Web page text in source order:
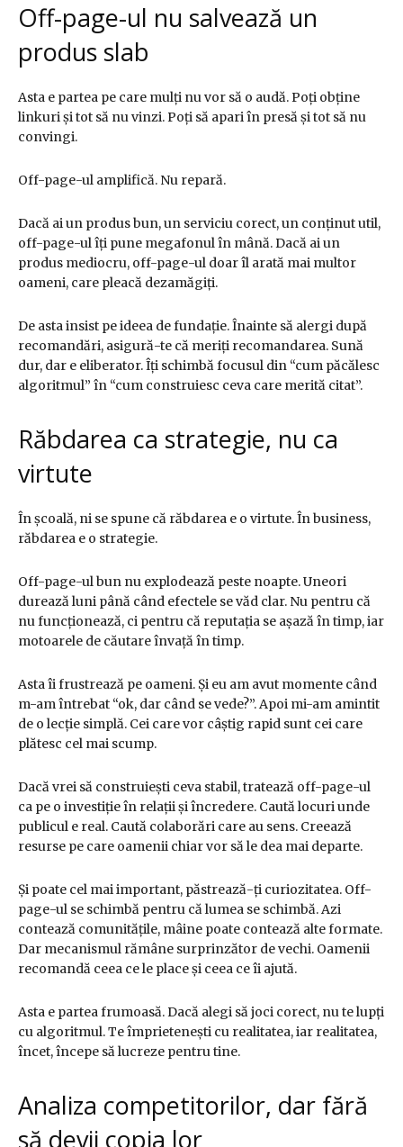
Off-page-ul nu salvează un
produs slab
Asta e partea pe care mulți nu vor să o audă. Poți obține
linkuri și tot să nu vinzi. Poți să apari în presă și tot să nu
convingi.
Off-page-ul amplifică. Nu repară.
Dacă ai un produs bun, un serviciu corect, un conținut util,
off-page-ul îți pune megafonul în mână. Dacă ai un
produs mediocru, off-page-ul doar îl arată mai multor
oameni, care pleacă dezamăgiți.
De asta insist pe ideea de fundație. Înainte să alergi după
recomandări, asigură-te că meriți recomandarea. Sună
dur, dar e eliberator. Îți schimbă focusul din “cum păcălesc
algoritmul” în “cum construiesc ceva care merită citat”.
Răbdarea ca strategie, nu ca
virtute
În școală, ni se spune că răbdarea e o virtute. În business,
răbdarea e o strategie.
Off-page-ul bun nu explodează peste noapte. Uneori
durează luni până când efectele se văd clar. Nu pentru că
nu funcționează, ci pentru că reputația se așază în timp, iar
motoarele de căutare învață în timp.
Asta îi frustrează pe oameni. Și eu am avut momente când
m-am întrebat “ok, dar când se vede?”. Apoi mi-am amintit
de o lecție simplă. Cei care vor câștig rapid sunt cei care
plătesc cel mai scump.
Dacă vrei să construiești ceva stabil, tratează off-page-ul
ca pe o investiție în relații și încredere. Caută locuri unde
publicul e real. Caută colaborări care au sens. Creează
resurse pe care oamenii chiar vor să le dea mai departe.
Și poate cel mai important, păstrează-ți curiozitatea. Off-
page-ul se schimbă pentru că lumea se schimbă. Azi
contează comunitățile, mâine poate contează alte formate.
Dar mecanismul rămâne surprinzător de vechi. Oamenii
recomandă ceea ce le place și ceea ce îi ajută.
Asta e partea frumoasă. Dacă alegi să joci corect, nu te lupți
cu algoritmul. Te împrietenești cu realitatea, iar realitatea,
încet, începe să lucreze pentru tine.
Analiza competitorilor, dar fără
să devii copia lor